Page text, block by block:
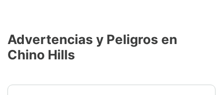
Advertencias y Peligros en
Chino Hills